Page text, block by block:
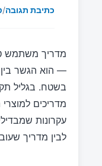
כתיבת תגובה/
מדריך משתמש
— הוא הגשר
בשטח. בגליל
עקרונות
לבין מדריך